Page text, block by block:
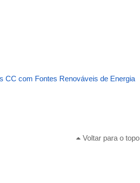
CC com Fontes Renováveis de Energia
Voltar para o topo